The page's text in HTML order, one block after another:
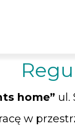
home” ul.
w